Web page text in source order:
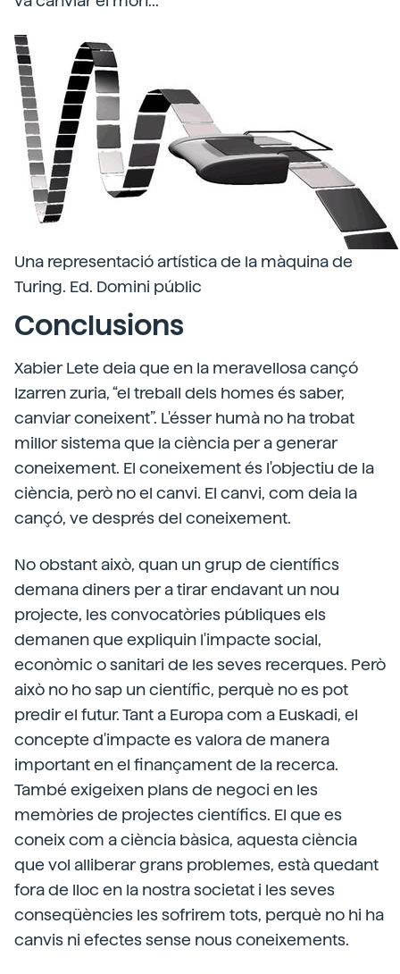
Una representació artística de la màquina de
Turing. Ed. Domini públic
Conclusions
Xabier Lete deia que en la meravellosa cançó
Izarren zuria, “el treball dels homes és saber,
canviar coneixent”. L'ésser humà no ha trobat
millor sistema que la ciència per a generar
coneixement. El coneixement és l'objectiu de la
ciència, però no el canvi. El canvi, com deia la
cançó, ve després del coneixement.
No obstant això, quan un grup de científics
demana diners per a tirar endavant un nou
projecte, les convocatòries públiques els
demanen que expliquin l'impacte social,
econòmic o sanitari de les seves recerques. Però
això no ho sap un científic, perquè no es pot
predir el futur. Tant a Europa com a Euskadi, el
concepte d'impacte es valora de manera
important en el finançament de la recerca.
També exigeixen plans de negoci en les
memòries de projectes científics. El que es
coneix com a ciència bàsica, aquesta ciència
que vol alliberar grans problemes, està quedant
fora de lloc en la nostra societat i les seves
conseqüències les sofrirem tots, perquè no hi ha
canvis ni efectes sense nous coneixements.